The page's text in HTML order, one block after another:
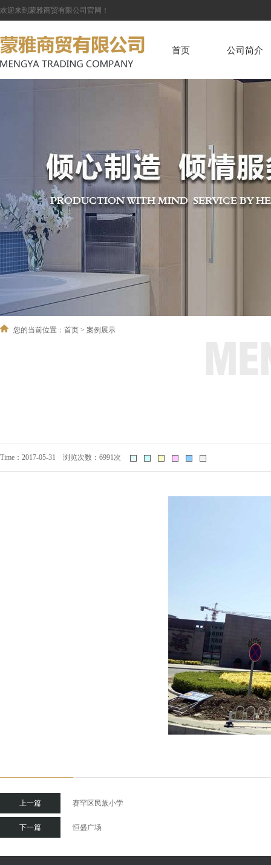
欢迎来到蒙雅商贸有限公司官网！
首页 公司简介
您的当前位置： 首页 > 案例展示
Time：2017-05-31 浏览次数：6991次
上一篇 赛罕区民族小学
下一篇 恒盛广场